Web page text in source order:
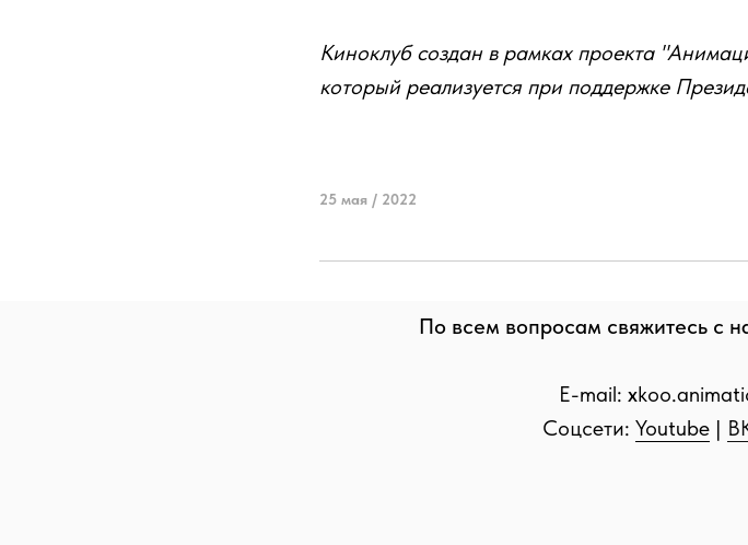
Киноклуб создан в рамках проекта
который реализуется при поддержке
25 мая / 2022
По всем вопросам свяжитесь с
E-mail: x
Соцсети: Youtube |